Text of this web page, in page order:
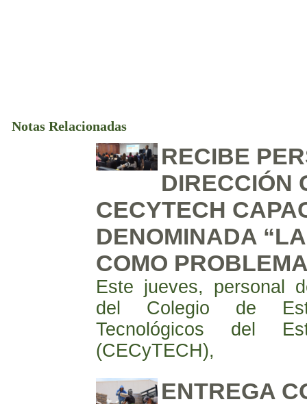
Notas Relacionadas
RECIBE
DIRECCIÓN
CECYTECH
DENOMINADA
COMO
Este jueves, personal
del Colegio de
Tecnológicos del
(CECyTECH),
ENTREGA